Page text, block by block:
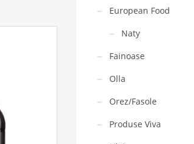
European Food
Naty
Fainoase
Olla
Orez/Fasole
Produse Viva